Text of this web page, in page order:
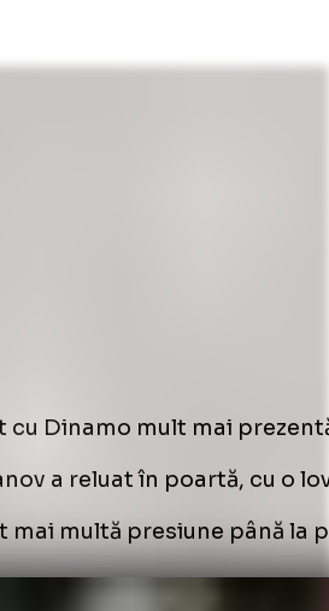
cu Dinamo mult mai
a reluat în poartă, cu o
mai multă presiune până la